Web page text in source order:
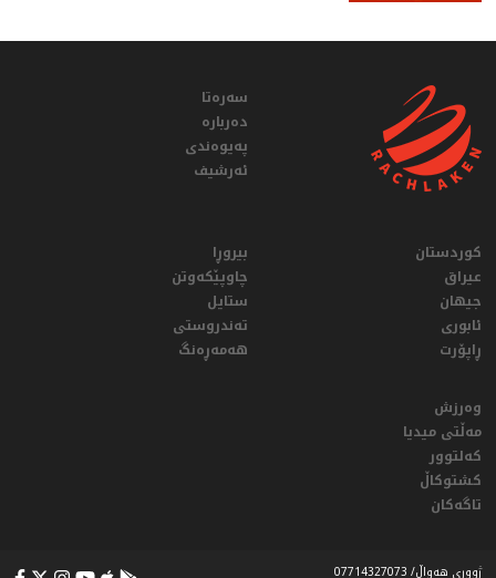
سەرەتا
دەربارە
پەیوەندی
ئەرشیف
کوردستان
عيراق
جیهان
ئابوری
ڕاپۆرت
بیروڕا
چاوپێکەوتن
ستایل
تەندروستی
هەمەڕەنگ
وەرزش
مەڵتی میدیا
کەلتوور
کشتوکاڵ
تاگەکان
ژووری هەواڵ/ 07714327073